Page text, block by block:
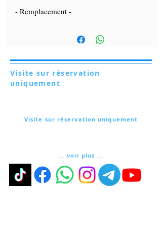
- Remplacement -
Visite sur réservation uniquement
... voir plus ...
Visite sur réservation
uniquement